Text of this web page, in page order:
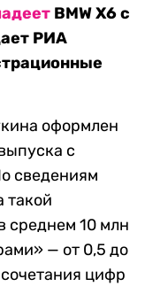
BMW X6 с
РИА
оформлен
с
сведениям
такой
среднем 10 млн
— от 0,5 до
цифр